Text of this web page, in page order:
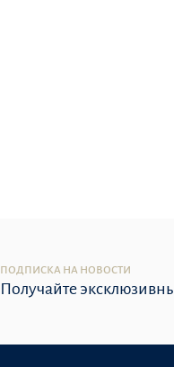
ПОДПИСКА НА НОВОСТИ
Получайте